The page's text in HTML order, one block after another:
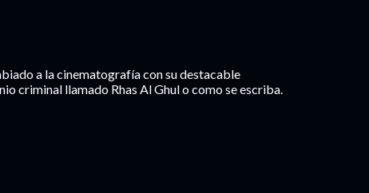
a la cinematografía con su destacable
criminal llamado Rhas Al Ghul o como se escriba.